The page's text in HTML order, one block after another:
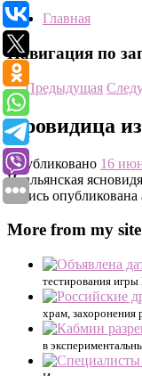
Главная
Навигация по
←Предыдущая
Провидица
Опубликовано 16
Итальянская
Запись опубликована
More from my site
тестирования
храм,
в